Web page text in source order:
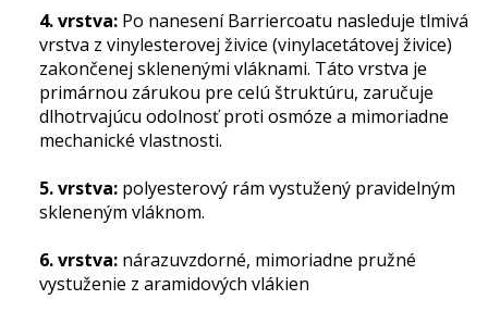
4. vrstva: Po nanesení Barriercoatu nasleduje tlmivá
vrstva z vinylesterovej živice (vinylacetátovej živice)
zakončenej sklenenými vláknami. Táto vrstva je
primárnou zárukou pre celú štruktúru, zaručuje
dlhotrvajúcu odolnosť proti osmóze a mimoriadne
mechanické vlastnosti.
5. vrstva: polyesterový rám vystužený pravidelným
skleneným vláknom.
6. vrstva: nárazuvzdorné, mimoriadne pružné
vystuženie z aramidových vlákien